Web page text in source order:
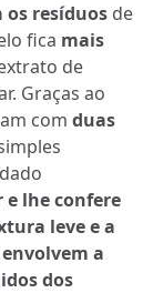
resíduos de
fica mais
de
Graças ao
com duas
lhe confere
leve e a
a
dos